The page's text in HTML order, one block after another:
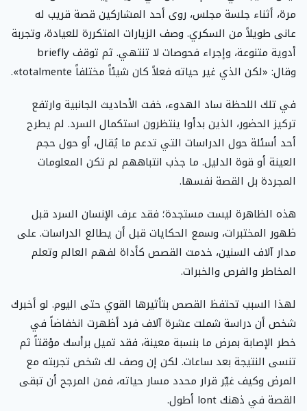
مرة، أثناء جلسة مجلس، روى أحد المشاركين قصة قريب له
عانى طويلاً من السكري. وصف الزيارات المتكررة للعيادة، وتجربة
أدوية متنوعة، وإجراء فحوصات لا تنتهي. ثم توقف briefly
وقال: «لكن الذي غير حياته فعلاً كان شيئاً مختلفاً totalmente».
في تلك اللحظة ساد الهدوء، خفت الأحاديث الجانبية وارتفع
تركيز الحضور، الذين بدأوا ينتظرون استكمال السرد. لم يطرح
أحد أسئلة حول الدراسات التي تدعم ما يُقال، أو حول حجم
العينة أو قوة الدليل. ما جذب انتباههم لم تكن المعلومات
المجردة بل القصة نفسها.
هذه الظاهرة ليست مستجدة؛ فقد عرف الإنسان السرد قبل
ظهور المختبرات، وسمع الحكايات قبل أن يطالع الدراسات. على
مدار آلاف السنين، خدمت القصص كأداة لفهم العالم وتعلم
المخاطر والفرص والخبرات.
لهذا السبب تحتفظ القصص بتأثيرها القوي حتى اليوم. لو أخبرك
شخص أن دراسة شملت عشرة آلاف فرد أظهرت انخفاضاً في
خطر الإصابة بمرض ما بنسبة معينة، فقد تميل برأسك مؤقتاً ثم
تنسى النتيجة بعد ساعات. لكن إن وصف لك شخص تجربته مع
المرض وكيف غيّر قرار محدد مسار حياته، فمن المرجح أن تبقى
القصة في ذهنك lont أطول.